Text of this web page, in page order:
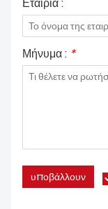
Μήνυμα : *
υποβάλλουν